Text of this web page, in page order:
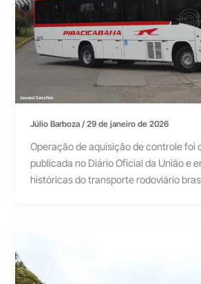
Júlio Barboza/29 de janeiro de 2026
Operação de aquisição de controle foi
publicada no Diário Oficial da União e
históricas do transporte rodoviário